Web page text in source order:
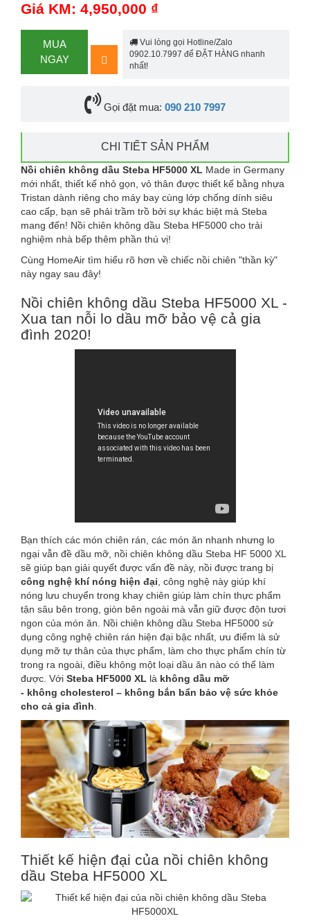
Giá KM: 4,950,000 ₫
MUA
NGAY
Vui lòng gọi Hotline/Zalo
0902.10.7997 để ĐẶT HÀNG nhanh
nhất!
Gọi đặt mua: 090 210 7997
CHI TIẾT SẢN PHẨM
Nồi chiên không dầu Steba HF5000 XL Made in Germany
mới nhất, thiết kế nhỏ gọn, vỏ thân được thiết kế bằng nhựa
Tristan dành riêng cho máy bay cùng lớp chống dính siêu
cao cấp, bạn sẽ phải trầm trồ bởi sự khác biệt mà Steba
mang đến! Nồi chiên không dầu Steba HF5000 cho trải
nghiệm nhà bếp thêm phần thú vị!
Cùng HomeAir tìm hiểu rõ hơn về chiếc nồi chiên "thần kỳ"
này ngay sau đây!
Nồi chiên không dầu Steba HF5000 XL -
Xua tan nỗi lo dầu mỡ bảo vệ cả gia
đình 2020!
Bạn thích các món chiên rán, các món ăn nhanh nhưng lo
ngại vẫn đề dầu mỡ, nồi chiên không dầu Steba HF 5000 XL
sẽ giúp bạn giải quyết được vấn đề này, nồi được trang bị
công nghệ khí nóng hiện đại , công nghệ này giúp khí
nóng lưu chuyển trong khay chiên giúp làm chín thực phẩm
tận sâu bên trong, giòn bên ngoài mà vẫn giữ được độn tươi
ngon của món ăn. Nồi chiên không dầu Steba HF5000 sử
dụng công nghệ chiên rán hiện đại bậc nhất, ưu điểm là sử
dụng mỡ tự thân của thực phẩm, làm cho thực phẩm chín từ
trong ra ngoài, điều không một loại dầu ăn nào có thể làm
được. Với Steba HF5000 XL là không dầu mỡ
- không cholesterol – không bắn bẩn bảo vệ sức khỏe
cho cả gia đình
Thiết kế hiện đại của nồi chiên không
dầu Steba HF5000 XL